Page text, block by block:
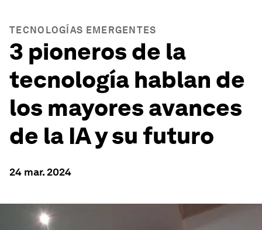
TECNOLOGÍAS EMERGENTES
3 pioneros de la
tecnología hablan de
los mayores avances
de la IA y su futuro
24 mar. 2024